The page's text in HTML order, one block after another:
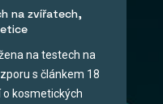
na zvířatech,
na testech na
s článkem 18
kosmetických